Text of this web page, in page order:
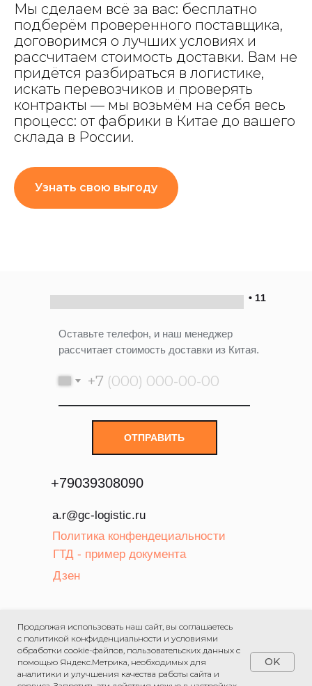
Продолжая использовать наш сайт, вы соглашаетесь
с политикой конфиденциальности и условиями
обработки cookie-файлов, пользовательских данных с
помощью Яндекс.Метрика, необходимых для
аналитики и улучшения качества работы сайта и
OK
Мы сделаем всё за вас: бесплатно
подберём проверенного поставщика,
договоримся о лучших условиях и
рассчитаем стоимость доставки. Вам не
придётся разбираться в логистике,
искать перевозчиков и проверять
контракты — мы возьмём на себя весь
процесс: от фабрики в Китае до вашего
склада в России.
Узнать свою выгоду
• 11
+7
ОТПРАВИТЬ
Оставьте телефон, и наш менеджер
рассчитает стоимость доставки из Китая.
Политика конфендециальности
Дзен
ГТД - пример документа
+79039308090
a.r@gc-logistic.ru
ООО «Авангард» ИНН:
5902162993